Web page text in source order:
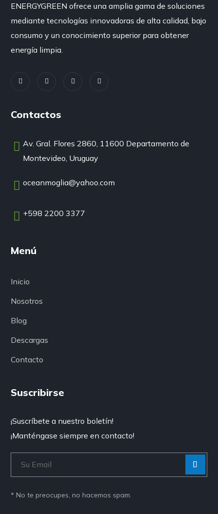
ENERGYGREEN ofrece una amplia gama de soluciones
mediante tecnologías innovadoras de alta calidad, bajo
consumo y un conocimiento superior para obtener
energía limpia.
Contactos
Av. Gral. Flores 2860, 11600 Departamento de
Montevideo, Uruguay
oceanmoglia@yahoo.com
+598 2200 3377
Menú
Inicio
Nosotros
Blog
Descargas
Contacto
Suscribirse
¡Suscríbete a nuestro boletín!
¡Manténgase siempre en contacto!
[Enviar
“”]
* No te preocupes, no hacemos spam.